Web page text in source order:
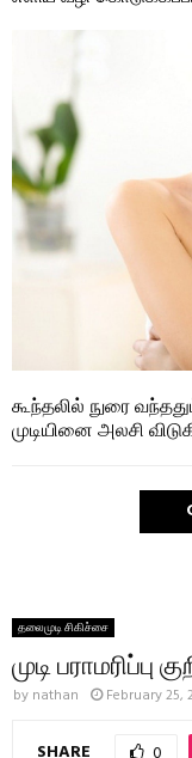
கூந்தலில் நுரை
முடியினை அலசி
தலைமுடி சிகிச்சை
முடி பராமரிப்பு
by nathan February 25,